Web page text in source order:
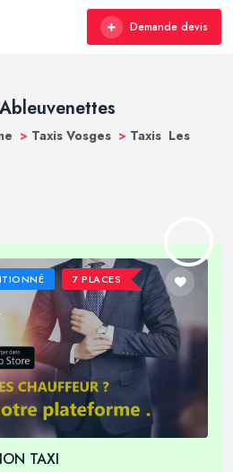
Demande devis
> Taxis Vosges > Taxis Les
7 PLACES
TAXI